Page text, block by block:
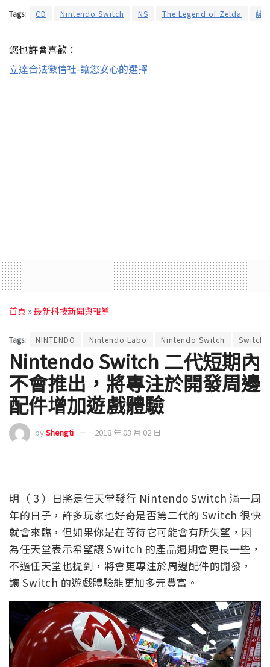
Tags: CD Nintendo Switch NS The Legend of Zelda 薩
您也許會喜歡：
立達合法徵信社-讓您安心的選擇
首頁 »最新科技新聞與報導
Tags: NINTENDO Nintendo Labo Nintendo Switch Switch
Nintendo Switch 二代短期內
不會推出，將專注於開發周邊
配件增加遊戲體驗
byShengti 2018 年 03 月 02 日
明（ 3 ）日將是任天堂發行 Nintendo Switch 滿一周
年的日子，許多玩家也好奇是否第二代的 Switch 很快
就會來臨，但如果你是在等待它可能會有所失望，因
為任天堂表示希望讓 Switch 的產品週期會更長一些，
不過任天堂也提到，將會更專注於周邊配件的開發，
讓 Switch 的遊戲體驗能更加多元豐富。